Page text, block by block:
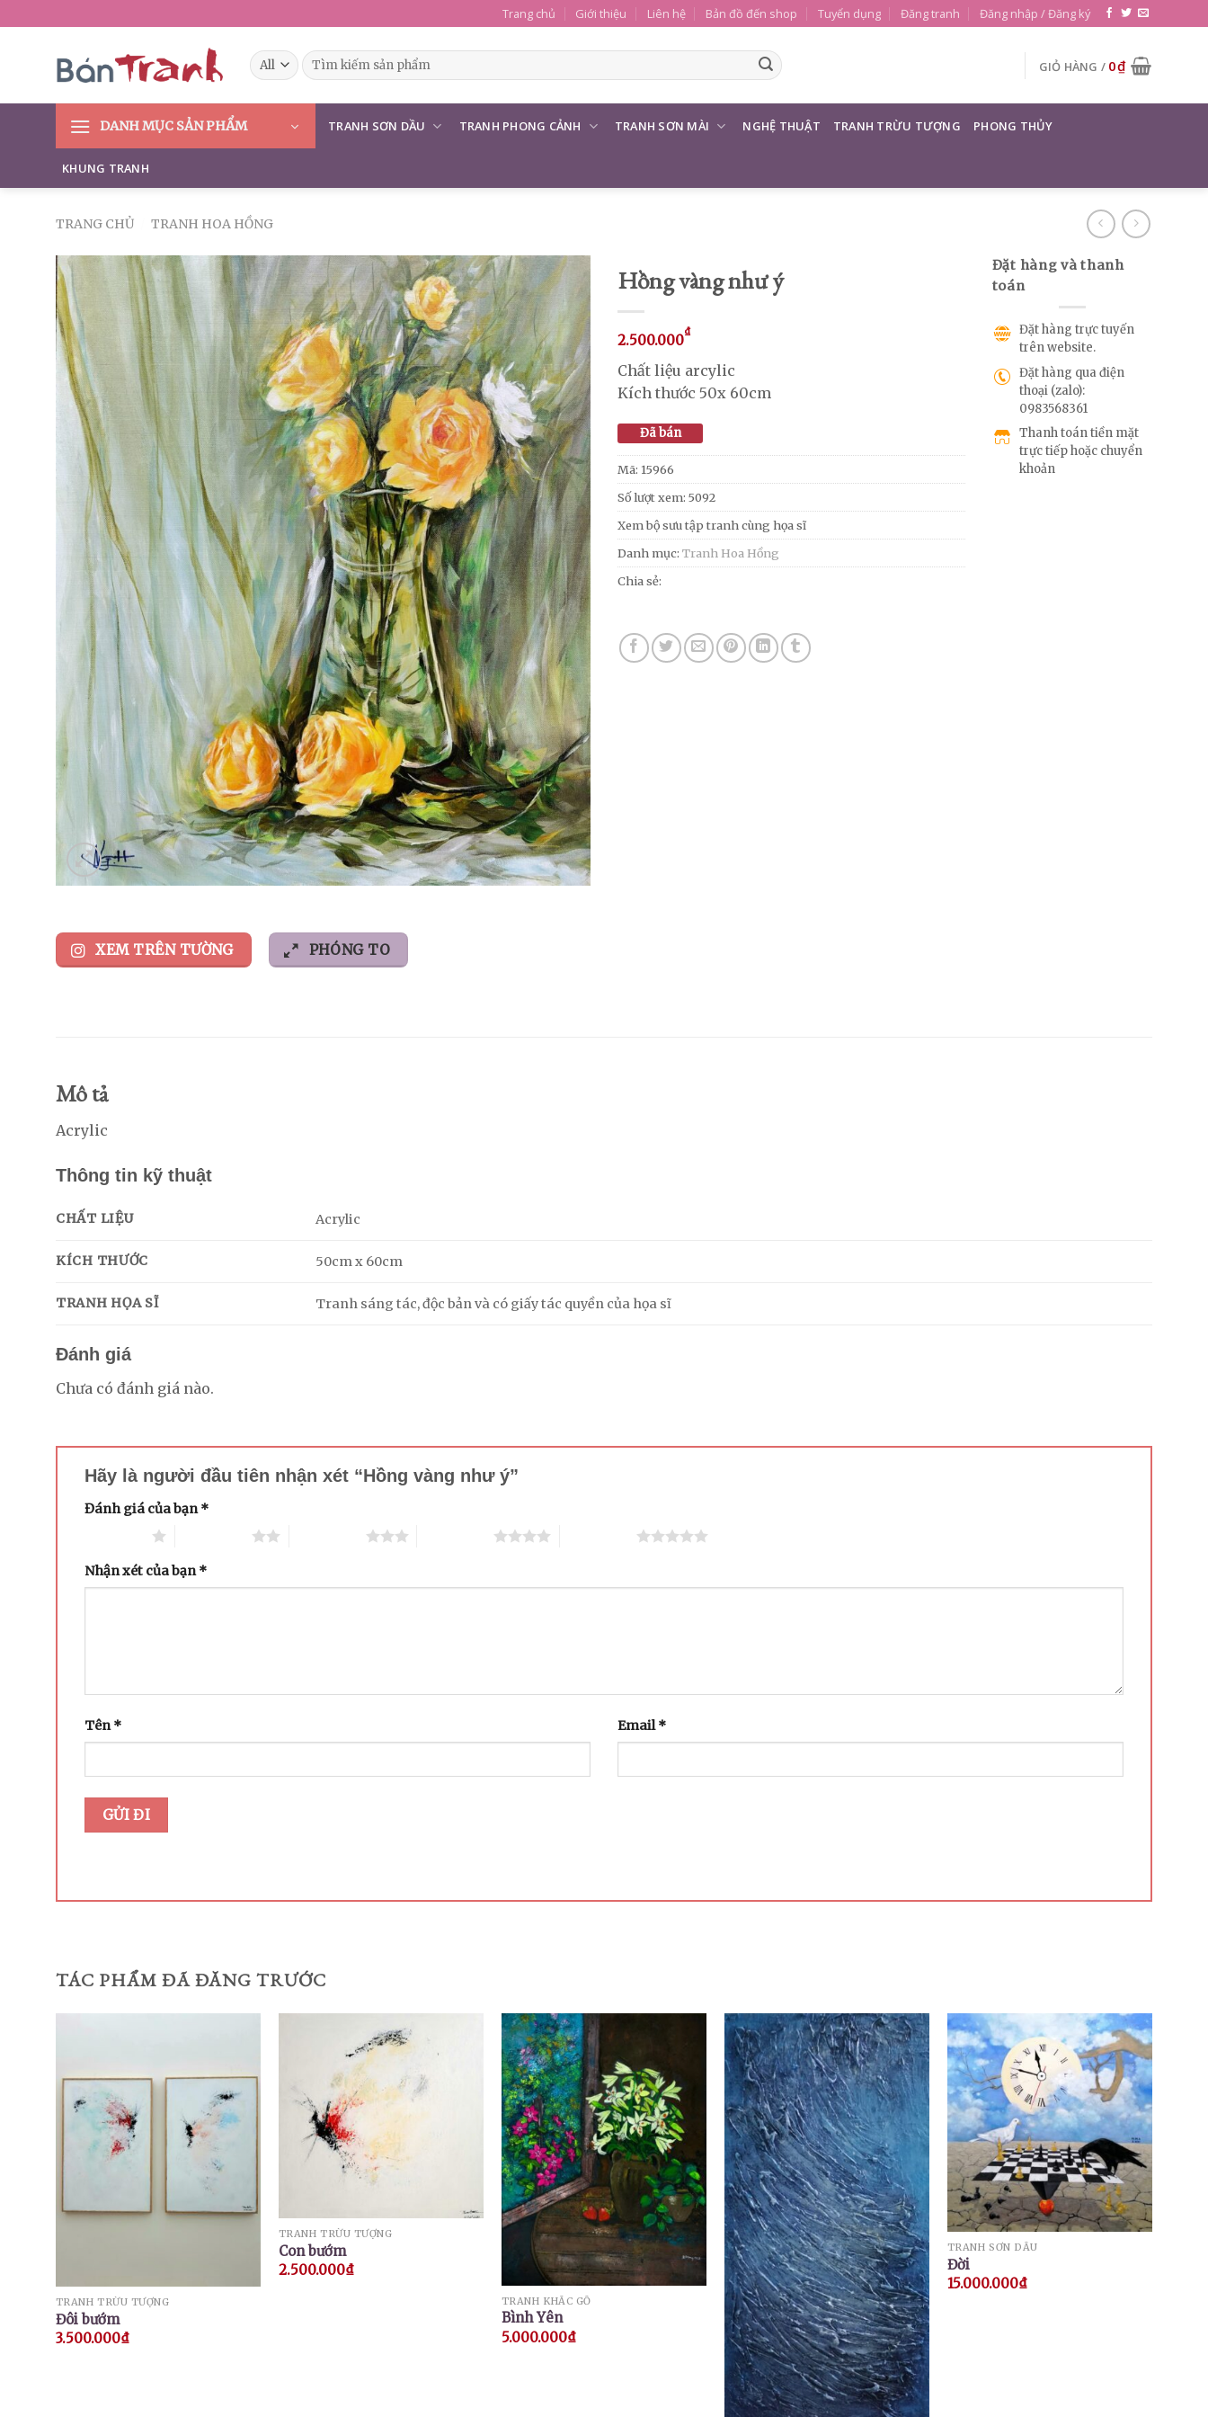
to
Trang chủ Giới thiệu Liên hệ Bản đồ đến shop Tuyển dụng Đăng tranh Đăng nhập / Đăng ký
Tìm
kiếm:
GIỎ HÀNG / 0₫
DANH MỤC SẢN PHẨM TRANH SƠN DẦU TRANH PHONG CẢNH TRANH SƠN MÀI NGHỆ THUẬT TRANH TRỪU TƯỢNG PHONG THỦY
KHUNG TRANH
TRANG CHỦ TRANH HOA HỒNG
XEM TRÊN TƯỜNG PHÓNG TO
Hồng vàng như ý
2.500.000₫
Chất liệu arcylic
Kích thước 50x 60cm
Đã bán
Mã: 15966
Số lượt xem: 5092
Xem bộ sưu tập tranh cùng họa sĩ
Danh mục: Tranh Hoa Hồng
Chia sẻ:
Đặt hàng và thanh
toán
Đặt hàng trực tuyến
trên website.
Đặt hàng qua điện
thoại (zalo):
0983568361
Thanh toán tiền mặt
trực tiếp hoặc chuyển
khoản
Mô tả
Acrylic
Thông tin kỹ thuật
CHẤT LIỆU Acrylic
KÍCH THƯỚC 50cm x 60cm
TRANH HỌA SĨ Tranh sáng tác, độc bản và có giấy tác quyền của họa sĩ
Đánh giá
Chưa có đánh giá nào.
Hãy là người đầu tiên nhận xét “Hồng vàng như ý”
Đánh giá của bạn*
Nhận xét của bạn*
Tên* Email*
TÁC PHẨM ĐÃ ĐĂNG TRƯỚC
TRANH TRỪU TƯỢNG
Đôi bướm
3.500.000₫
TRANH TRỪU TƯỢNG
Con bướm
2.500.000₫
TRANH KHẮC GỖ
Bình Yên
5.000.000₫
TRANH SƠN DẦU
Đời
15.000.000₫